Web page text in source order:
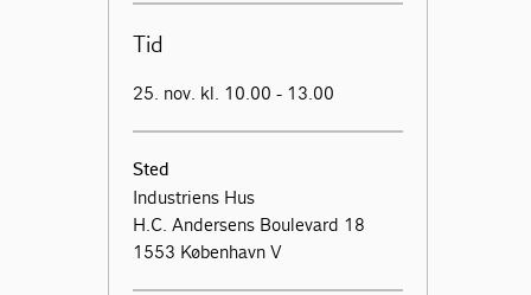
Tid
25. nov. kl. 10.00 - 13.00
Sted
Industriens Hus
H.C. Andersens Boulevard 18
1553 København V